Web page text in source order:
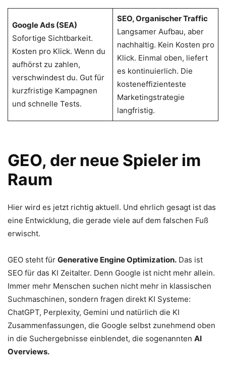
Google Ads (SEA)
Sofortige Sichtbarkeit.
Kosten pro Klick. Wenn du
aufhörst zu zahlen,
verschwindest du. Gut für
kurzfristige Kampagnen
und schnelle Tests.
SEO, Organischer Traffic
Langsamer Aufbau, aber
nachhaltig. Kein Kosten pro
Klick. Einmal oben, liefert
es kontinuierlich. Die
kosteneffizienteste
Marketingstrategie
langfristig.
GEO, der neue Spieler im
Raum
Hier wird es jetzt richtig aktuell. Und ehrlich gesagt ist das
eine Entwicklung, die gerade viele auf dem falschen Fuß
erwischt.
GEO steht für Generative Engine Optimization. Das ist
SEO für das KI Zeitalter. Denn Google ist nicht mehr allein.
Immer mehr Menschen suchen nicht mehr in klassischen
Suchmaschinen, sondern fragen direkt KI Systeme:
ChatGPT, Perplexity, Gemini und natürlich die KI
Zusammenfassungen, die Google selbst zunehmend oben
in die Suchergebnisse einblendet, die sogenannten AI
Overviews.